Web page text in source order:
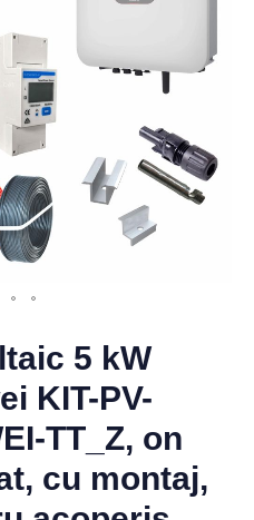
5 kW
KIT-PV-
TT_Z, on
cu montaj,